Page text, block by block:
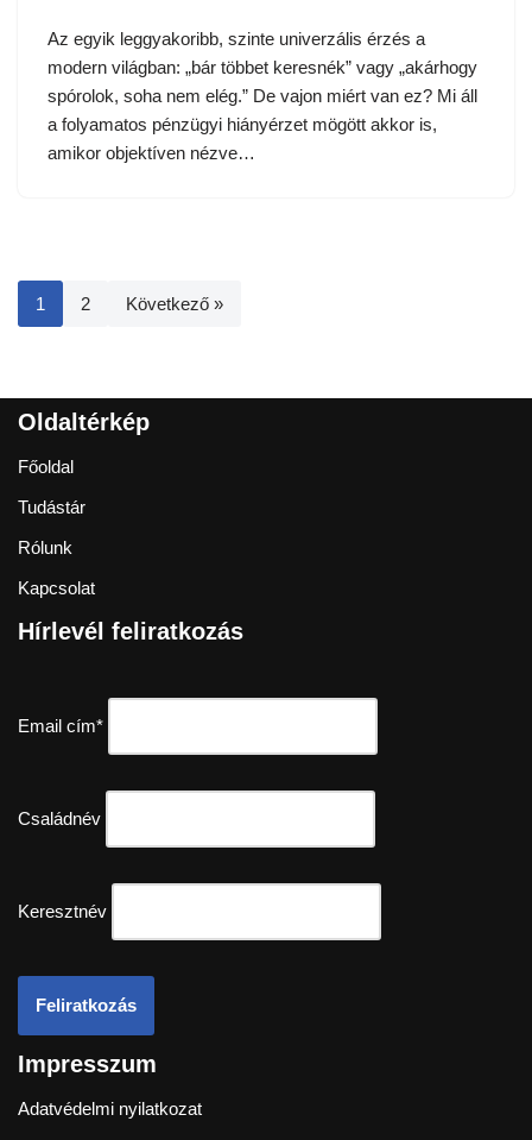
Az egyik leggyakoribb, szinte univerzális érzés a
modern világban: „bár többet keresnék” vagy „akárhogy
spórolok, soha nem elég.” De vajon miért van ez? Mi áll
a folyamatos pénzügyi hiányérzet mögött akkor is,
amikor objektíven nézve…
1 2 Következő »
Oldaltérkép
Főoldal
Tudástár
Rólunk
Kapcsolat
Hírlevél feliratkozás
Email cím*
Családnév
Keresztnév
Impresszum
Adatvédelmi nyilatkozat